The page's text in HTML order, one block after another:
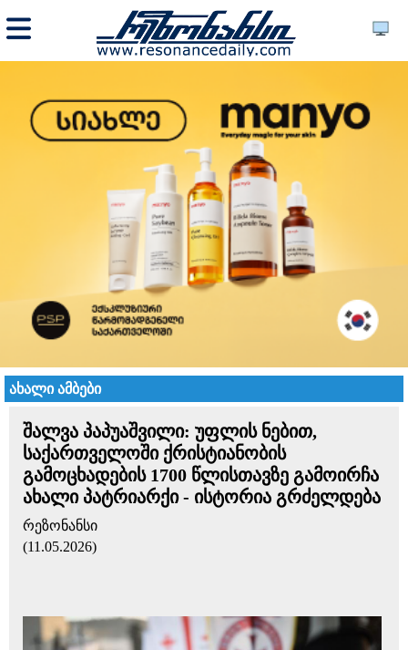
ახალი ამბები
შალვა პაპუაშვილი: უფლის ნებით,
საქართველოში ქრისტიანობის
გამოცხადების 1700 წლისთავზე გამოირჩა
ახალი პატრიარქი - ისტორია გრძელდება
რეზონანსი
(11.05.2026)